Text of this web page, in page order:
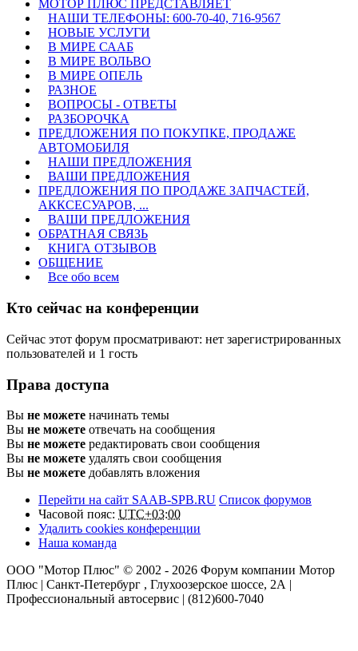
МОТОР ПЛЮС ПРЕДСТАВЛЯЕТ
НАШИ ТЕЛЕФОНЫ: 600-70-40, 716-9567
НОВЫЕ УСЛУГИ
В МИРЕ СААБ
В МИРЕ ВОЛЬВО
В МИРЕ ОПЕЛЬ
РАЗНОЕ
ВОПРОСЫ - ОТВЕТЫ
РАЗБОРОЧКА
ПРЕДЛОЖЕНИЯ ПО ПОКУПКЕ, ПРОДАЖЕ
АВТОМОБИЛЯ
НАШИ ПРЕДЛОЖЕНИЯ
ВАШИ ПРЕДЛОЖЕНИЯ
ПРЕДЛОЖЕНИЯ ПО ПРОДАЖЕ ЗАПЧАСТЕЙ,
АККСЕСУАРОВ, ...
ВАШИ ПРЕДЛОЖЕНИЯ
ОБРАТНАЯ СВЯЗЬ
КНИГА ОТЗЫВОВ
ОБЩЕНИЕ
Все обо всем
Кто сейчас на конференции
Сейчас этот форум просматривают: нет зарегистрированных
пользователей и 1 гость
Права доступа
Вы не можете начинать темы
Вы не можете отвечать на сообщения
Вы не можете редактировать свои сообщения
Вы не можете удалять свои сообщения
Вы не можете добавлять вложения
Перейти на сайт SAAB-SPB.RU Список форумов
Часовой пояс: UTC+03:00
Удалить cookies конференции
Наша команда
ООО "Мотор Плюс" © 2002 - 2026 Форум компании Мотор
Плюс | Санкт-Петербург , Глухоозерское шоссе, 2А |
Профессиональный автосервис | (812)600-7040